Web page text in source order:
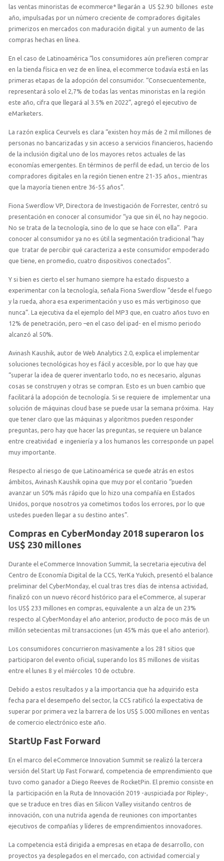
las ventas minoristas de ecommerce* llegarán a US $2.90 billones este
año, impulsadas por un número creciente de compradores digitales
primerizos en mercados con maduración digital y un aumento de las
compras hechas en línea.
En el caso de Latinoamérica “los consumidores aún prefieren comprar
en la tienda física en vez de en línea, el ecommerce todavía está en las
primeras etapas de la adopción del consumidor. “Consecuentemente,
representará solo el 2,7% de todas las ventas minoristas en la región
este año, cifra que llegará al 3.5% en 2022”, agregó el ejecutivo de
eMarketers.
La razón explica Ceurvels es clara “existen hoy más de 2 mil millones de
personas no bancarizadas y sin acceso a servicios financieros, haciendo
de la inclusión digital uno de los mayores retos actuales de las
economías emergentes. En términos de perfil de edad, un tercio de los
compradores digitales en la región tienen entre 21-35 años., mientras
que la mayoría tienen entre 36-55 años”.
Fiona Swerdlow VP, Directora de Investigación de Forrester, centró su
presentación en conocer al consumidor “ya que sin él, no hay negocio.
No se trata de la tecnología, sino de lo que se hace con ella”. Para
conocer al consumidor ya no es útil la segmentación tradicional “hay
que tratar de percibir qué caracteriza a este consumidor empoderado
que tiene, en promedio, cuatro dispositivos conectados”.
Y si bien es cierto el ser humano siempre ha estado dispuesto a
experimentar con la tecnología, señala Fiona Swerdlow “desde el fuego
y la rueda, ahora esa experimentación y uso es más vertiginoso que
nunca”. La ejecutiva da el ejemplo del MP3 que, en cuatro años tuvo en
12% de penetración, pero –en el caso del ipad- en el mismo periodo
alcanzó al 50%.
Avinash Kaushik, autor de Web Analytics 2.0, explica el implementar
soluciones tecnológicas hoy es fácil y accesible, por lo que hay que
“superar la idea de querer inventarlo todo, no es necesario, algunas
cosas se construyen y otras se compran. Esto es un buen cambio que
facilitará la adopción de tecnología. Si se requiere de implementar una
solución de máquinas cloud base se puede usar la semana próxima. Hay
que tener claro que las máquinas y algoritmos pueden responder
preguntas, pero hay que hacer las preguntas, se requiere un balance
entre creatividad e ingeniería y a los humanos les corresponde un papel
muy importante.
Respecto al riesgo de que Latinoamérica se quede atrás en estos
ámbitos, Avinash Kaushik opina que muy por el contario “pueden
avanzar un 50% más rápido que lo hizo una compañía en Estados
Unidos, porque nosotros ya cometimos todos los errores, por lo que
ustedes pueden llegar a su destino antes”.
Compras en CyberMonday 2018 superaron los
US$ 230 millones
Durante el eCommerce Innovation Summit, la secretaria ejecutiva del
Centro de Economía Digital de la CCS, YerKa Yukich, presentó el balance
preliminar del CyberMonday, el cual tras tres días de intensa actividad,
finalizó con un nuevo récord histórico para el eCommerce, al superar
los US$ 233 millones en compras, equivalente a un alza de un 23%
respecto al CyberMonday el año anterior, producto de poco más de un
millón setecientas mil transacciones (un 45% más que el año anterior).
Los consumidores concurrieron masivamente a los 281 sitios que
participaron del evento oficial, superando los 85 millones de visitas
entre el lunes 8 y el miércoles 10 de octubre.
Debido a estos resultados y a la importancia que ha adquirido esta
fecha para el desempeño del sector, la CCS ratificó la expectativa de
superar por primera vez la barrera de los US$ 5.000 millones en ventas
de comercio electrónico este año.
StartUp Fast Forward
En el marco del eCommerce Innovation Summit se realizó la tercera
versión del Start Up Fast Forward, competencia de emprendimiento que
tuvo como ganador a Diego Reeves de RocketPin. El premio consiste en
la participación en la Ruta de Innovación 2019 -auspiciada por Ripley-,
que se traduce en tres días en Silicon Valley visitando centros de
innovación, con una nutrida agenda de reuniones con importantes
ejecutivos de compañías y líderes de emprendimientos innovadores.
La competencia está dirigida a empresas en etapa de desarrollo, con
proyectos ya desplegados en el mercado, con actividad comercial y